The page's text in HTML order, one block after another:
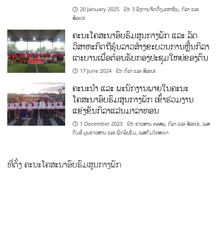
20 January 2025 3 ອົງການຈັດຕັ້ງມະຫາຊົນ,ກິລາ ແລະ
ສິລະປະ
ຄະນະໂຄສະນາອົບຮົມສູນກາງພັກ ແລະ ລັດ
ວິສາຫະກິດຖືຮຸ້ນລາວສ້າງຂະບວນການຫຼີ້ນກິລາ
ເຕະບານເພື່ອຕ້ອນຮັບກອງປະຊຸມໃຫຍ່ຂອງຕົນ
17 June 2024 ກິລາ ແລະ ສິລະປະ
ຄະນະນຳ ແລະ ພະນັກງານພາຍໃນຄະນະ
ໂຄສະນາອົບຮົມສູນກາງພັກ ເຂົ້າຮ່ວມງານ
ແຂ່ງຂັນກິລາແລ່ນມາລາທອນ
1 December 2023 ຂ່າວສານ ຄອສພ,ກິລາ ແລະ ສິລະປະ,ເພສ
ກົມຂໍ້ມູນຂ່າວສານ ແລະ ຝຶກອົບຮົມ,ເພສກົມໂຄສະນາ
ທີ່ຕັ້ງ ຄະນະໂຄສະນາອົບຮົມສູນກາງພັກ